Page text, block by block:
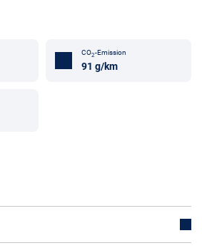
CO2-Emission
91 g/km